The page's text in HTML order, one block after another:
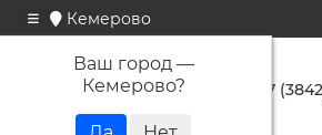
Кемерово
Ваш город —
Кемерово? +7